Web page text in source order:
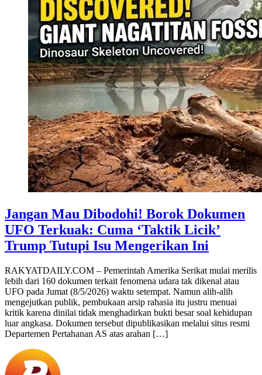
Jangan Mau Dibodohi! Borok Dokumen
UFO Terkuak: Cuma ‘Taktik Licik’
Trump Tutupi Isu Mengerikan Ini
RAKYATDAILY.COM – Pemerintah Amerika Serikat mulai merilis
lebih dari 160 dokumen terkait fenomena udara tak dikenal atau
UFO pada Jumat (8/5/2026) waktu setempat. Namun alih-alih
mengejutkan publik, pembukaan arsip rahasia itu justru menuai
kritik karena dinilai tidak menghadirkan bukti besar soal kehidupan
luar angkasa. Dokumen tersebut dipublikasikan melalui situs resmi
Departemen Pertahanan AS atas arahan […]